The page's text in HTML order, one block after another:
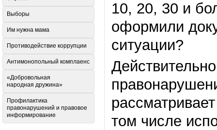
10, 20, 30 и
оформили
ситуации?
том числе
Выборы
Им нужна мама
Противодействие коррупции
Антимонопольный комплаенс
«Добровольная
народная дружина»
Профилактика
правонарушений и правовое
информирование